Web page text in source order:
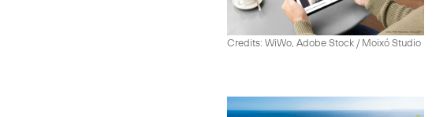
Credits: WiWo, Adobe Stock / Moixó Studio